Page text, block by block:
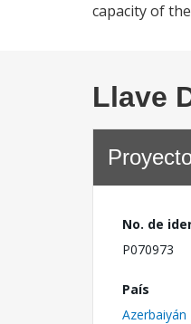
capacity of
Llave
No. de
P070973
País
Azerbaiyán